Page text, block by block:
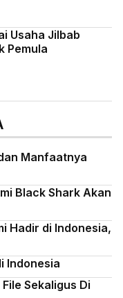
Usaha Jilbab
Pemula
Manfaatnya
Black Shark Akan
Hadir di Indonesia,
Indonesia
Sekaligus Di